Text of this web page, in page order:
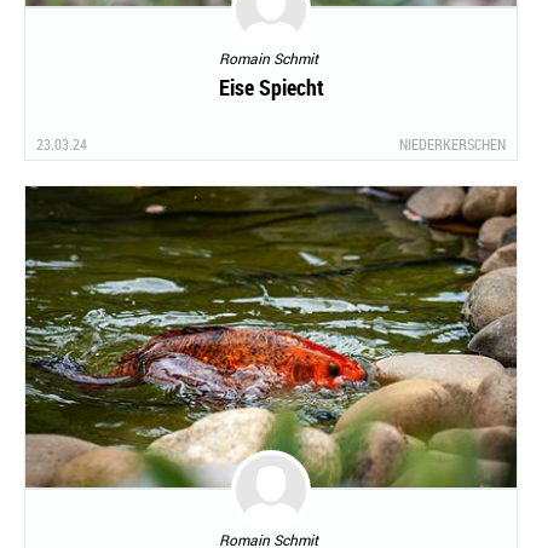
Romain Schmit
Eise Spiecht
23.03.24 NIEDERKERSCHEN
Romain Schmit